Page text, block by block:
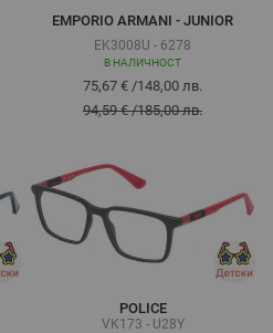
EMPORIO ARMANI - JUNIOR
EK3008U - 6278
В НАЛИЧНОСТ
75,67 € /148,00 лв.
94,59 €/185,00 лв.
POLICE
VK173 - U28Y